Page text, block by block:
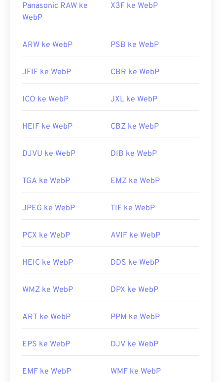
Panasonic RAW ke
WebP
X3F ke WebP
ARW ke WebP PSB ke WebP
JFIF ke WebP CBR ke WebP
ICO ke WebP JXL ke WebP
HEIF ke WebP CBZ ke WebP
DJVU ke WebP DIB ke WebP
TGA ke WebP EMZ ke WebP
JPEG ke WebP TIF ke WebP
PCX ke WebP AVIF ke WebP
HEIC ke WebP DDS ke WebP
WMZ ke WebP DPX ke WebP
ART ke WebP PPM ke WebP
EPS ke WebP DJV ke WebP
EMF ke WebP WMF ke WebP